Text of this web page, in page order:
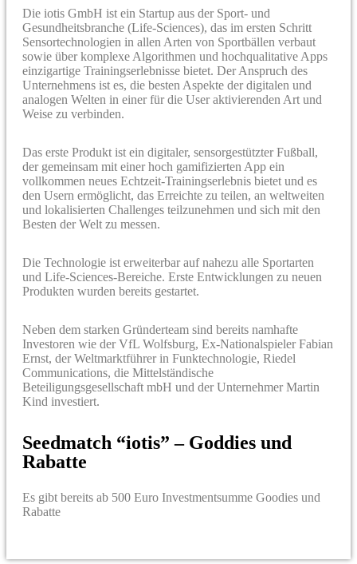
Die iotis GmbH ist ein Startup aus der Sport- und
Gesundheitsbranche (Life-Sciences), das im ersten Schritt
Sensortechnologien in allen Arten von Sportbällen verbaut
sowie über komplexe Algorithmen und hochqualitative Apps
einzigartige Trainingserlebnisse bietet. Der Anspruch des
Unternehmens ist es, die besten Aspekte der digitalen und
analogen Welten in einer für die User aktivierenden Art und
Weise zu verbinden.
Das erste Produkt ist ein digitaler, sensorgestützter Fußball,
der gemeinsam mit einer hoch gamifizierten App ein
vollkommen neues Echtzeit-Trainingserlebnis bietet und es
den Usern ermöglicht, das Erreichte zu teilen, an weltweiten
und lokalisierten Challenges teilzunehmen und sich mit den
Besten der Welt zu messen.
Die Technologie ist erweiterbar auf nahezu alle Sportarten
und Life-Sciences-Bereiche. Erste Entwicklungen zu neuen
Produkten wurden bereits gestartet.
Neben dem starken Gründerteam sind bereits namhafte
Investoren wie der VfL Wolfsburg, Ex-Nationalspieler Fabian
Ernst, der Weltmarktführer in Funktechnologie, Riedel
Communications, die Mittelständische
Beteiligungsgesellschaft mbH und der Unternehmer Martin
Kind investiert.
Seedmatch “iotis” – Goddies und
Rabatte
Es gibt bereits ab 500 Euro Investmentsumme Goodies und
Rabatte